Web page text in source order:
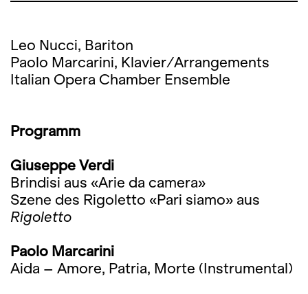
Leo Nucci, Bariton
Paolo Marcarini, Klavier/Arrangements
Italian Opera Chamber Ensemble
Programm
Giuseppe Verdi
Brindisi aus «Arie da camera»
Szene des Rigoletto «Pari siamo» aus
Rigoletto
Paolo Marcarini
Aida – Amore, Patria, Morte (Instrumental)